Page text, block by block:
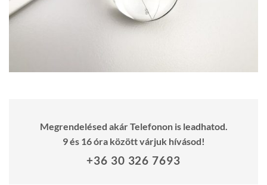
Megrendelésed akár Telefonon is leadhatod.
9 és 16 óra között várjuk hívásod!
+36 30 326 7693